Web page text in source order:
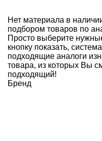
Нет материала в
подбором товаров по
Просто выберите
кнопку показать,
подходящие аналоги
товара, из которых Вы
подходящий!
Бренд